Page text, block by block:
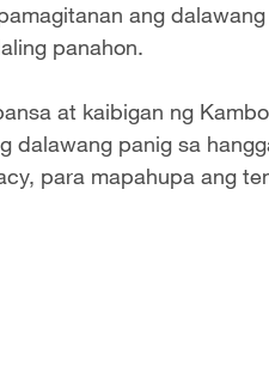
ang
panahon.
at kaibigan ng
dalawang panig sa
para mapahupa ang